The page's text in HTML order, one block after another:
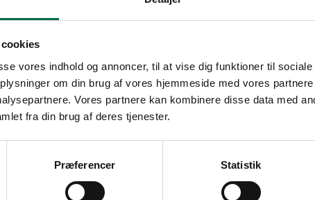
vores indhold og annoncer, til at vise dig funktioner til
om din brug af vores hjemmeside med vores
Vores partnere kan kombinere disse data med
fra din brug af deres tjenester.
Præferencer Statistik